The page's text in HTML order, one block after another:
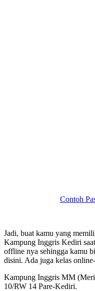
Contoh
Jadi, buat kamu yang
Kampung Inggris Kediri
offline nya sehingga kamu
disini. Ada juga kelas
Kampung Inggris MM
10/RW 14 Pare-Kediri.